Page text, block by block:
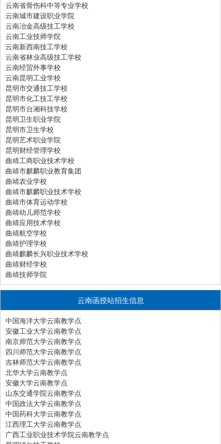
云南省骨伤科中等专业学校
云南城市建设职业学院
云南冶金高级技工学校
云南工业技师学院
云南新西南技工学校
云南省林业高级技工学校
云南经贸外事学校
云南昆明工业学校
昆明市交通技工学校
昆明市化工技工学校
昆明市台湘科技学校
昆明卫生职业学院
昆明市卫生学校
昆明艺术职业学院
昆明财经管理学校
曲靖工商职业技术学校
曲靖市麒麟职业教育集团
曲靖农业学校
曲靖市麒麟职业技术学校
曲靖市体育运动学校
曲靖幼儿师范学校
曲靖应用技术学校
曲靖航空学校
曲靖护理学校
曲靖麒麟长兴职业技术学校
曲靖财经学校
曲靖技师学院
云南函授站招生信息
中国海洋大学云南教学点
安徽工业大学云南教学点
南京师范大学云南教学点
四川师范大学云南教学点
吉林师范大学云南教学点
北华大学云南教学点
安徽大学云南教学点
山东交通学院云南教学点
中国政法大学云南教学点
中国药科大学云南教学点
江西理工大学云南教学点
广西工业职业技术学院云南教学点